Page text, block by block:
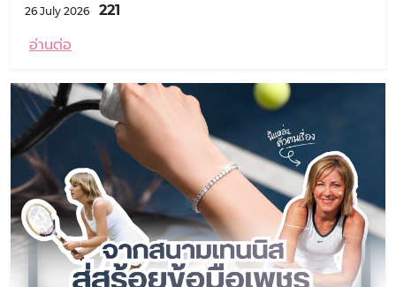
26 July 2026 221
อ่านต่อ